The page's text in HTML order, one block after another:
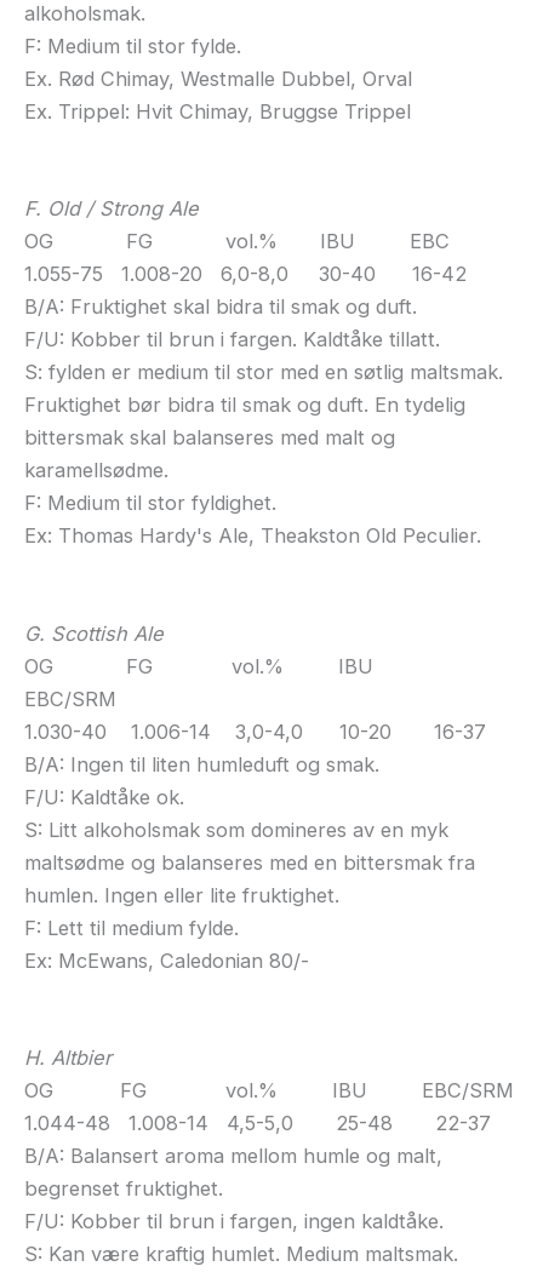
alkoholsmak.
F: Medium til stor fylde.
Ex. Rød Chimay, Westmalle Dubbel, Orval
Ex. Trippel: Hvit Chimay, Bruggse Trippel
F. Old / Strong Ale
OG FG vol.% IBU EBC
1.055-75 1.008-20 6,0-8,0 30-40 16-42
B/A: Fruktighet skal bidra til smak og duft.
F/U: Kobber til brun i fargen. Kaldtåke tillatt.
S: fylden er medium til stor med en søtlig maltsmak.
Fruktighet bør bidra til smak og duft. En tydelig
bittersmak skal balanseres med malt og
karamellsødme.
F: Medium til stor fyldighet.
Ex: Thomas Hardy's Ale, Theakston Old Peculier.
G. Scottish Ale
OG FG vol.% IBU
EBC/SRM
1.030-40 1.006-14 3,0-4,0 10-20 16-37
B/A: Ingen til liten humleduft og smak.
F/U: Kaldtåke ok.
S: Litt alkoholsmak som domineres av en myk
maltsødme og balanseres med en bittersmak fra
humlen. Ingen eller lite fruktighet.
F: Lett til medium fylde.
Ex: McEwans, Caledonian 80/-
H. Altbier
OG FG vol.% IBU EBC/SRM
1.044-48 1.008-14 4,5-5,0 25-48 22-37
B/A: Balansert aroma mellom humle og malt,
begrenset fruktighet.
F/U: Kobber til brun i fargen, ingen kaldtåke.
S: Kan være kraftig humlet. Medium maltsmak.